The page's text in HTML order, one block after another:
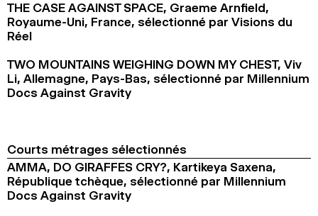
THE CASE AGAINST SPACE, Graeme Arnfield,
Royaume-Uni, France, sélectionné par Visions du
Réel
TWO MOUNTAINS WEIGHING DOWN MY CHEST, Viv
Li, Allemagne, Pays-Bas, sélectionné par Millennium
Docs Against Gravity
Courts métrages sélectionnés
AMMA, DO GIRAFFES CRY?, Kartikeya Saxena,
République tchèque, sélectionné par Millennium
Docs Against Gravity